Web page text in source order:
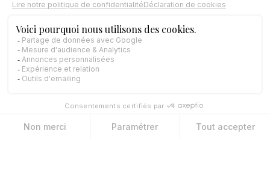
Pilotage en temps réel de la
performance commerciale
Faites évoluer votre suivi d’activité commerciale
grâce à des tableaux de bord dynamiques intégrant
identifiez les écarts, et ajustez vos plans d’action
mesurable, et améliorable.